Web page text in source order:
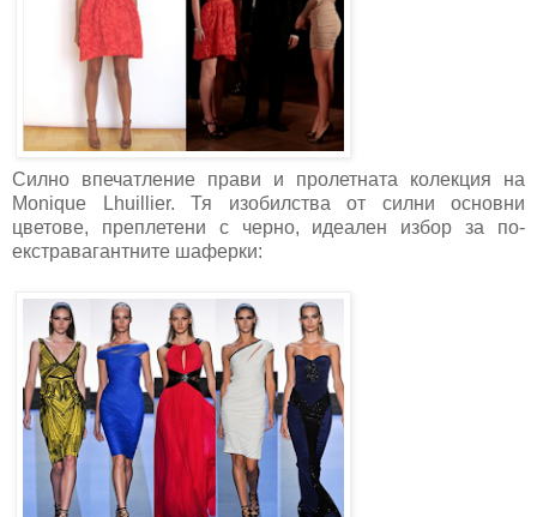
Силно впечатление прави и пролетната колекция на
Monique Lhuillier. Тя изобилства от силни основни
цветове, преплетени с черно, идеален избор за по-
екстравагантните шаферки: